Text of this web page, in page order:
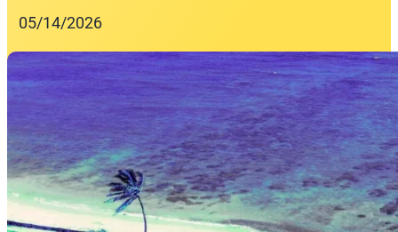
05/14/2026